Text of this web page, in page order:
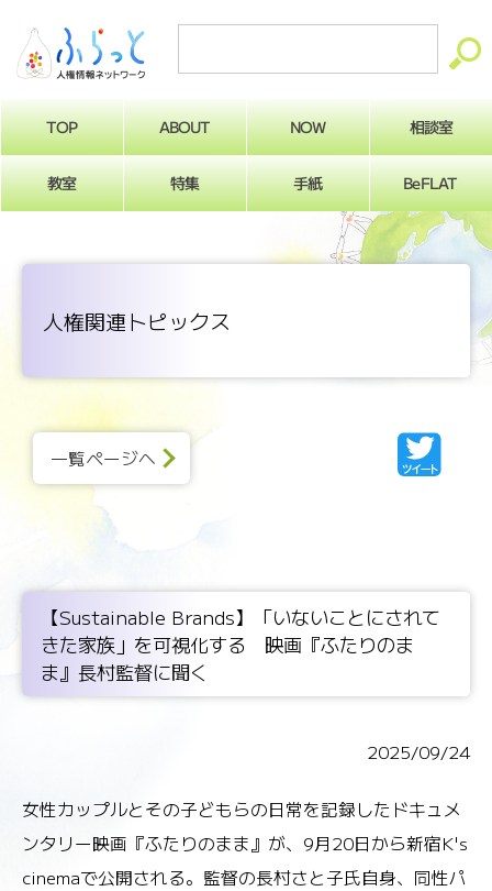
TOP ABOUT NOW 相談室
教室 特集 手紙 BeFLAT
人権関連トピックス
一覧ページへ
【Sustainable Brands】「いないことにされて
きた家族」を可視化する 映画『ふたりのま
ま』長村監督に聞く
2025/09/24
女性カップルとその子どもらの日常を記録したドキュメ
ンタリー映画『ふたりのまま』が、9月20日から新宿K's
cinemaで公開される。監督の長村さと子氏自身、同性パ